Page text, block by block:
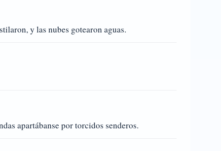
y las nubes gotearon aguas.
apartábanse por torcidos senderos.